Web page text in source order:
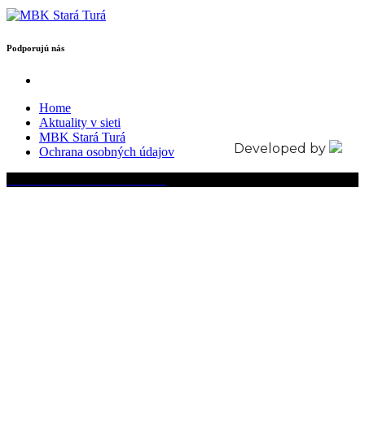
Podporujú nás
Home
Aktuality v sieti
MBK Stará Turá
Ochrana osobných údajov
Developed by